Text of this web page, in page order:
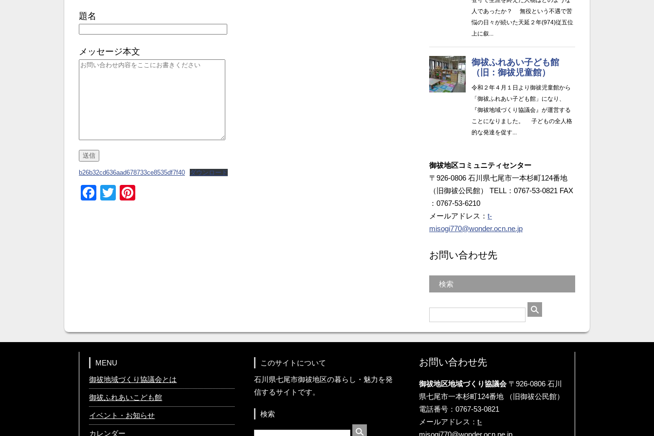
題名
メッセージ本文
b26b32cd636aad678733ce8535df7f40 ダウンロード
Facebook
Twitter
御祓地区コミュニティセンター
〒926-0806 石川県七尾市一本杉町124番地
（旧御祓公民館） TELL：0767-53-0821 FAX
：0767-53-6210
メールアドレス： t-
misogi770@wonder.ocn.ne.jp
お問い合わせ先
検索
MENU
御祓地域づくり協議会とは
御祓ふれあいこども館
イベント・お知らせ
カレンダー
このサイトについて
石川県七尾市御祓地区の暮らし・魅力を発
信するサイトです。
検索
お問い合わせ先
御祓地区地域づくり協議会 〒926-0806 石川
県七尾市一本杉町124番地 （旧御祓公民館）
電話番号：0767-53-0821
メールアドレス：t-